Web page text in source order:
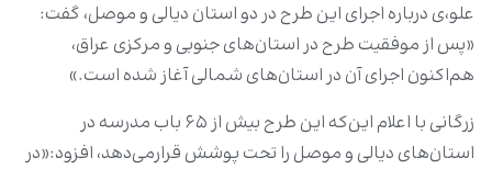
علو،ی درباره اجرای این طرح در دو استان دیالی و موصل، گفت:
«پس از موفقیت طرح در استان‌های جنوبی و مرکزی عراق،
هم‌اکنون اجرای آن در استان‌های شمالی آغاز شده است.»
زرگانی با اعلام این‌که این طرح بیش از ۶۵ باب مدرسه در
استان‌های دیالی و موصل را تحت پوشش قرارمی‌دهد، افزود:«در